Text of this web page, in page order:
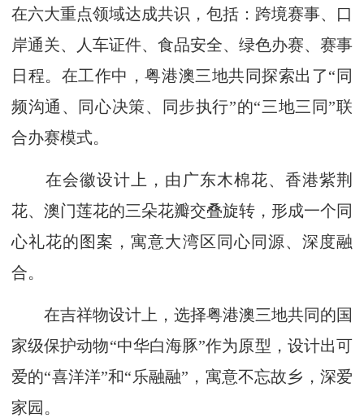
在六大重点领域达成共识，包括：跨境赛事、口
岸通关、人车证件、食品安全、绿色办赛、赛事
日程。在工作中，粤港澳三地共同探索出了“同
频沟通、同心决策、同步执行”的“三地三同”联
合办赛模式。
在会徽设计上，由广东木棉花、香港紫荆
花、澳门莲花的三朵花瓣交叠旋转，形成一个同
心礼花的图案，寓意大湾区同心同源、深度融
合。
在吉祥物设计上，选择粤港澳三地共同的国
家级保护动物“中华白海豚”作为原型，设计出可
爱的“喜洋洋”和“乐融融”，寓意不忘故乡，深爱
家园。